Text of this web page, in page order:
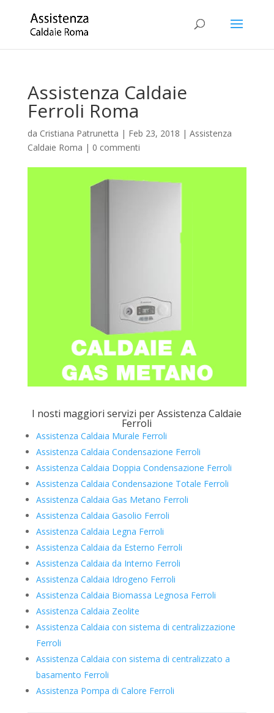
Assistenza Caldaie
Ferroli Roma
da Cristiana Patrunetta | Feb 23, 2018 | Assistenza
Caldaie Roma | 0 commenti
I nosti maggiori servizi per Assistenza Caldaie
Ferroli
Assistenza Caldaia Murale Ferroli
Assistenza Caldaia Condensazione Ferroli
Assistenza Caldaia Doppia Condensazione Ferroli
Assistenza Caldaia Condensazione Totale Ferroli
Assistenza Caldaia Gas Metano Ferroli
Assistenza Caldaia Gasolio Ferroli
Assistenza Caldaia Legna Ferroli
Assistenza Caldaia da Esterno Ferroli
Assistenza Caldaia da Interno Ferroli
Assistenza Caldaia Idrogeno Ferroli
Assistenza Caldaia Biomassa Legnosa Ferroli
Assistenza Caldaia Zeolite
Assistenza Caldaia con sistema di centralizzazione
Ferroli
Assistenza Caldaia con sistema di centralizzato a
basamento Ferroli
Assistenza Pompa di Calore Ferroli